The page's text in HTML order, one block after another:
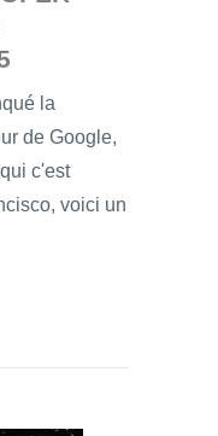
la
de Google,
c'est
voici un